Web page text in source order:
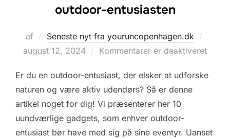
outdoor-entusiasten
af Seneste nyt fra youruncopenhagen.dk
d.
august 12, 2024 Kommentarer er deaktiveret
Er du en outdoor-entusiast, der elsker at udforske
naturen og være aktiv udendørs? Så er denne
artikel noget for dig! Vi præsenterer her 10
uundværlige gadgets, som enhver outdoor-
entusiast bør have med sig på sine eventyr. Uanset